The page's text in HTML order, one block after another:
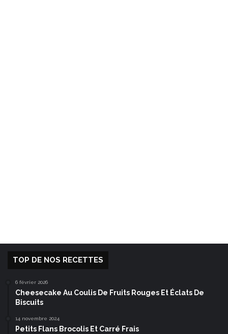
TOP DE NOS RECETTES
6 février 2026
Cheesecake Au Coulis De Fruits Rouges Et Éclats De
Biscuits
14 novembre 2024
Petits Flans Brocolis Et Carré Frais